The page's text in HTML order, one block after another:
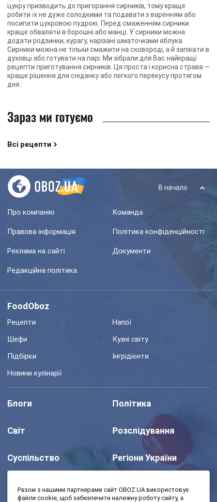
цукру призводить до пригорання сирників, тому краще
робити їх не дуже солодкими та подавати з варенням або
посипати цукровою пудрою. Перед смаженням сирники
краще обваляти в борошні або манці. У сирники можна
додати родзинки, курагу, нарізані шматочками яблука.
Сирники можна не тільки смажити на сковороді, а й запікати в
духовці або готувати на парі. Ми зібрали для Вас найкращі
рецепти приготування сирників. Ця проста і корисна страва —
краще рішення для сніданку або легкого перекусу протягом
дня.
Зараз ми готуємо
Всі рецепти
В начало
Про компанію Команда
Правова інформація Політика конфіденційності
Реклама на сайті Документи
Редакційна політика
FoodOboz
Рецепти
Напої
Шефи
Кухні світу
Підбірки
Інгрідієнти
Новини кулінарії
Блоги Політика
Світ Розслідування
Суспільство Регіони України
Разом з нашими партнерами сайт OBOZ.UA використовує
файли cookie, щоб забезпечити належну роботу сайту, а